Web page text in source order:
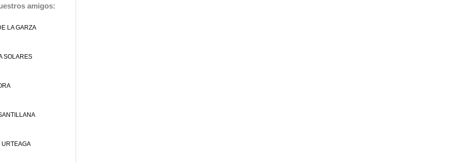
amigos:
LA GARZA
SOLARES